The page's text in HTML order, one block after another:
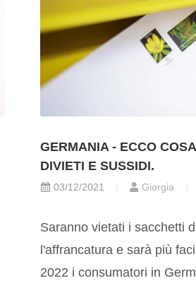
GERMANIA - ECCO
DIVIETI E SUSSIDI.
03/12/2021 Giorgia
Saranno vietati i sacchetti
l'affrancatura e sarà più
2022 i consumatori in